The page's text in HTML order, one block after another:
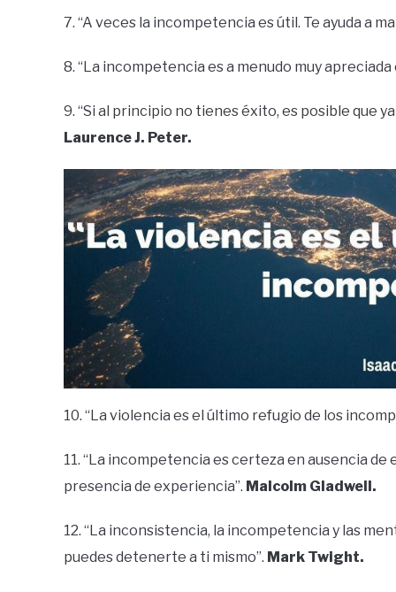
7. “A veces la incompetencia es útil. Te ayuda a
8. “La incompetencia es a menudo muy
9. “Si al principio no tienes éxito, es posible que
Laurence J. Peter.
10. “La violencia es el último refugio de los
11. “La incompetencia es certeza en ausencia
presencia de experiencia”. Malcolm Gladwell.
12. “La inconsistencia, la incompetencia y las
puedes detenerte a ti mismo”. Mark Twight.